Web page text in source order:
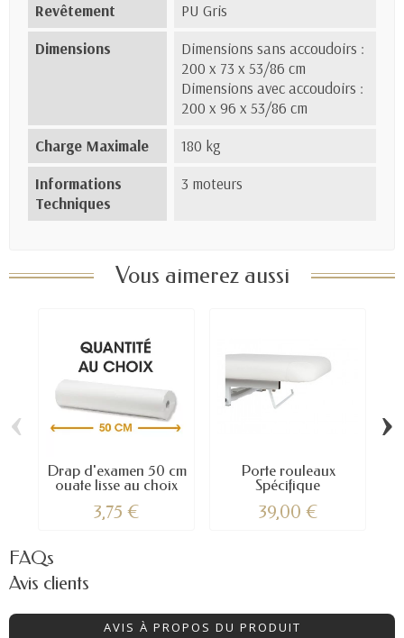
Revêtement
PU Gris
Dimensions
Dimensions sans accoudoirs :
200 x 73 x 53/86 cm
Dimensions avec accoudoirs :
200 x 96 x 53/86 cm
Charge Maximale
180 kg
Informations
Techniques
3 moteurs
Vous aimerez aussi
Drap d'examen 50 cm
ouate lisse au choix
3,75 €
Porte rouleaux
Spécifique
39,00 €
‹ ›
FAQs
Avis clients
AVIS À PROPOS DU PRODUIT